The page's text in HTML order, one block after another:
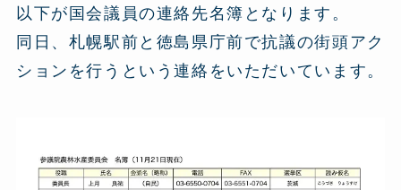
以下が国会議員の連絡先名簿となります。
同日、札幌駅前と徳島県庁前で抗議の街頭アク
ションを行うという連絡をいただいています。